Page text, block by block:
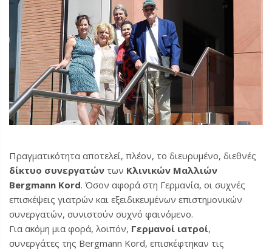
Πραγματικότητα αποτελεί, πλέον, το διευρυμένο, διεθνές
δίκτυο συνεργατών των Κλινικών Μαλλιών
Bergmann Kord. Όσον αφορά στη Γερμανία, οι συχνές
επισκέψεις γιατρών και εξειδικευμένων επιστημονικών
συνεργατών, συνιστούν συχνό φαινόμενο.
Για ακόμη μια φορά, λοιπόν, Γερμανοί ιατροί,
συνεργάτες της Bergmann Kord, επισκέφτηκαν τις